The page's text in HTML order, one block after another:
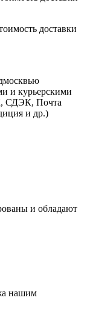
доставки
и курьерскими
СДЭК, Почта
и др.)
и обладают
нашим